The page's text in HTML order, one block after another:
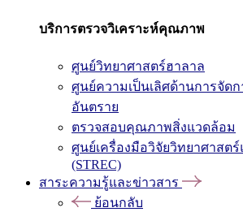
บริการตรวจวิเคราะห์คุณภาพ
ศูนย์วิทยาศาสตร์ฮาลาล
ศูนย์ความเป็นเลิศด้านการจัดก
อันตราย
ตรวจสอบคุณภาพสิ่งแวดล้อม
ศูนย์เครื่องมือวิจัยวิทยาศาสต
(STREC)
สาระความรู้และข่าวสาร
ย้อนกลับ